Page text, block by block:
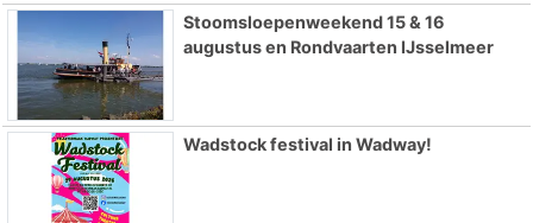
Stoomsloepenweekend 15 & 16
augustus en Rondvaarten IJsselmeer
Wadstock festival in Wadway!